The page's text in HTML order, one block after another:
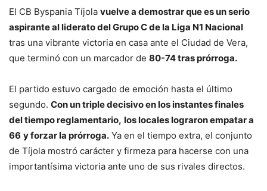
El CB Byspania Tíjola vuelve a demostrar que es un serio
aspirante al liderato del Grupo C de la Liga N1 Nacional
tras una vibrante victoria en casa ante el Ciudad de Vera,
que terminó con un marcador de 80-74 tras prórroga.
El partido estuvo cargado de emoción hasta el último
segundo. Con un triple decisivo en los instantes finales
del tiempo reglamentario, los locales lograron empatar a
66 y forzar la prórroga. Ya en el tiempo extra, el conjunto
de Tíjola mostró carácter y firmeza para hacerse con una
importantísima victoria ante uno de sus rivales directos.